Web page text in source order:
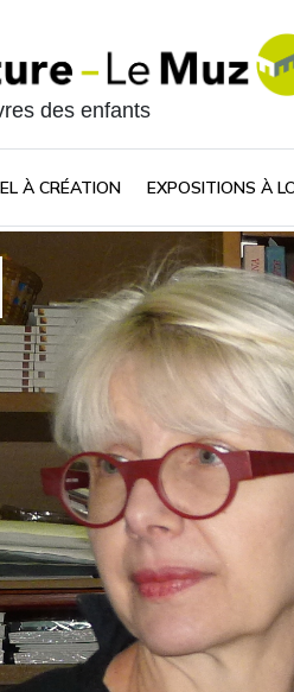
des enfants
À CRÉATION EXPOSITIONS À